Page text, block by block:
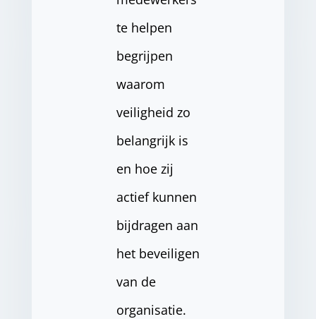
te helpen
begrijpen
waarom
veiligheid zo
belangrijk is
en hoe zij
actief kunnen
bijdragen aan
het beveiligen
van de
organisatie.